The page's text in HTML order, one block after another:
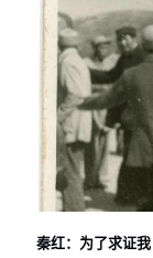
秦红：为了求证